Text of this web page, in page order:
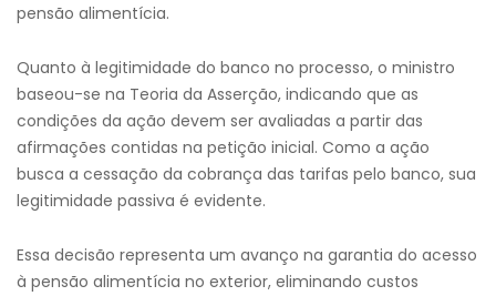
pensão alimentícia.
Quanto à legitimidade do banco no processo, o ministro
baseou-se na Teoria da Asserção, indicando que as
condições da ação devem ser avaliadas a partir das
afirmações contidas na petição inicial. Como a ação
busca a cessação da cobrança das tarifas pelo banco, sua
legitimidade passiva é evidente.
Essa decisão representa um avanço na garantia do acesso
à pensão alimentícia no exterior, eliminando custos